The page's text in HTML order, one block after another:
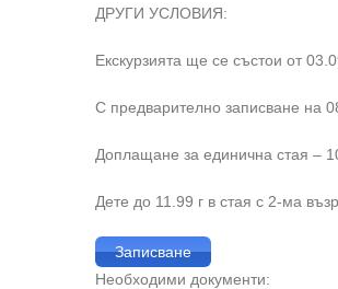
ДРУГИ УСЛОВИЯ:
Екскурзията ще се състои от
С предварително записване на
Доплащане за единична стая –
Дете до 11.99 г в стая с 2-ма
Записване
Необходими документи: